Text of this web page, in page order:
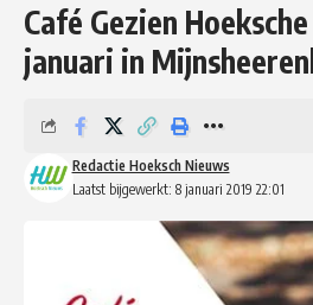
Café Gezien
januari in
Laatst bijgewerkt: 8 januari 2019 22:01
Redactie Hoeksch Nieuws